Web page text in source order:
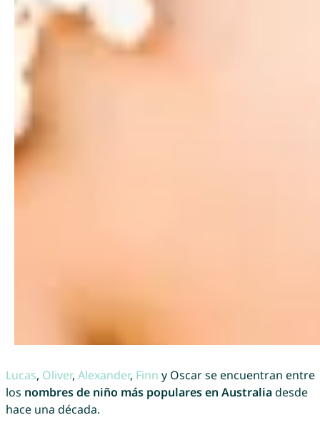
Lucas, Oliver, Alexander, Finn y Oscar se encuentran entre
los nombres de niño más populares en Australiadesde
hace una década.